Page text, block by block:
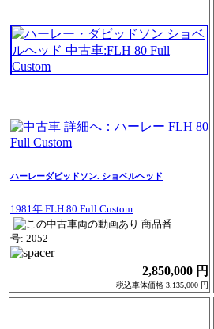
ハーレーダビッドソン. ショベルヘッド
1981年 FLH 80 Full Custom
商品番
号: 2052
2,850,000 円
税込車体価格 3,135,000 円